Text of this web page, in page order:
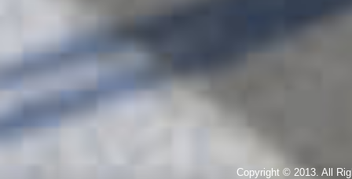
Copyright © 2013. All